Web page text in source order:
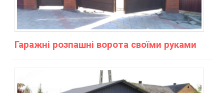
Гаражні розпашні ворота своїми руками